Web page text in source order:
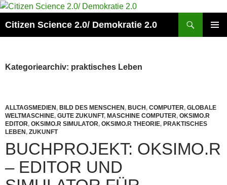
Zum
springen
Citizen Science 2.0/ Demokratie 2.0
Kategoriearchiv: praktisches Leben
ALLTAGSMEDIEN, BILD DES MENSCHEN, BUCH, COMPUTER, GLOBALE
WELTMASCHINE, GUTE ZUKUNFT, MASCHINE COMPUTER, OKSIMO.R
EDITOR, OKSIMO.R SIMULATOR, OKSIMO.R THEORIE, PRAKTISCHES
LEBEN, ZUKUNFT
BUCHPROJEKT: OKSIMO.R
– EDITOR UND